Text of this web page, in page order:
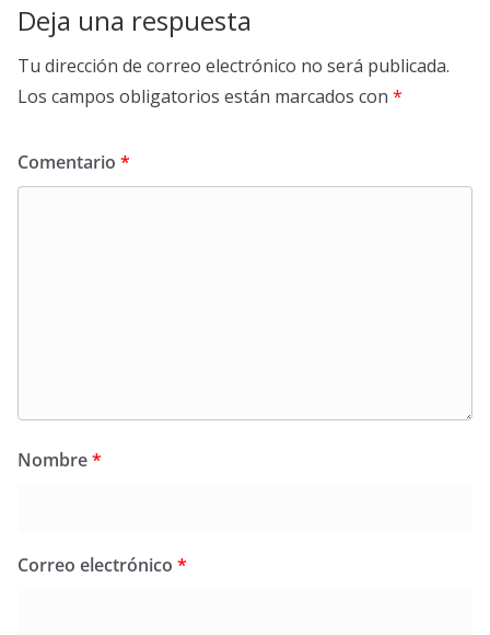
Deja una respuesta
Tu dirección de correo electrónico no será publicada.
Los campos obligatorios están marcados con *
Comentario *
Nombre*
Correo electrónico *